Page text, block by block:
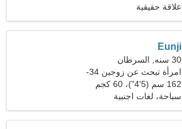
(165 رطلا)
علاقة حقيقية
Eunji
30 سنه, السرطان
امرأة تبحث عن زوجين 34-
37
162 سم (5'4")، 60 كجم
(132 رطلا)
سباحة، لغات اجنبية